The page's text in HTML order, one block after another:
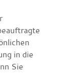
in die
Sie